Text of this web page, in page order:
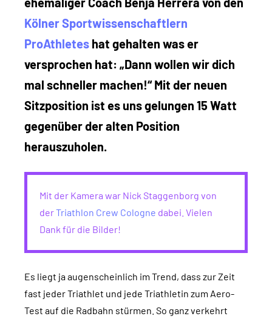
Kölner Sportwissenschaftlern
ProAthletes hat gehalten was er
versprochen hat: „Dann wollen wir dich
mal schneller machen!“ Mit der neuen
Sitzposition ist es uns gelungen 15 Watt
gegenüber der alten Position
herauszuholen.
Mit der Kamera war Nick Staggenborg von
derTriathlon Crew Cologne dabei. Vielen
Dank für die Bilder!
Es liegt ja augenscheinlich im Trend, dass zur Zeit
fast jeder Triathlet und jede Triathletin zum Aero-
Test auf die Radbahn stürmen. So ganz verkehrt